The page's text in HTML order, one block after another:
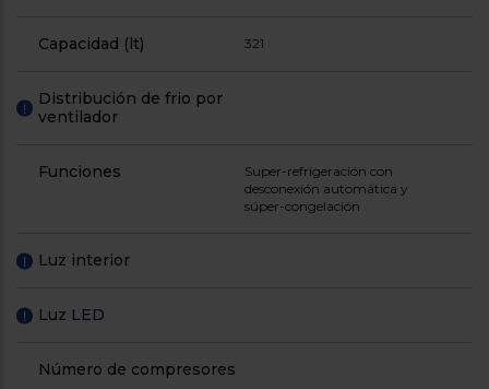
Capacidad (lt) 321
!
Distribución de frio por
ventilador
Funciones
Super-refrigeración con
desconexión automática y
súper-congelación
! Luz interior
! Luz LED
Número de compresores